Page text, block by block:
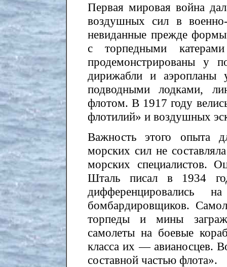
Первая мировая война
воздушных сил в
невиданные прежде формы
с торпедными
продемонстрированы у
дирижабли и аэропланы
подводными лодками,
флотом. В 1917 году
флотилий» и воздушных
Важность этого опыта
морских сил не
морских специалистов.
Шталь писал в 1934
дифференцировались
бомбардировщиков.
торпеды и мины
самолеты на боевые
класса их — авианосцев.
составной частью флота».